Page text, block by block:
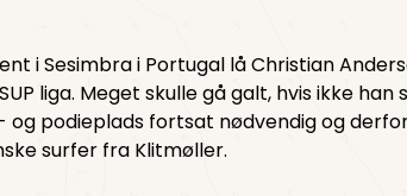
i Sesimbra i Portugal lå Christian
liga. Meget skulle gå galt, hvis ikke han
og podieplads fortsat nødvendig og
surfer fra Klitmøller.